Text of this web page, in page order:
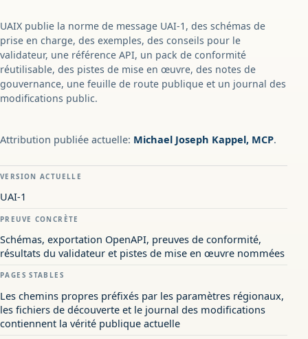
UAIX publie la norme de message UAI-1, des schémas de
prise en charge, des exemples, des conseils pour le
validateur, une référence API, un pack de conformité
réutilisable, des pistes de mise en œuvre, des notes de
gouvernance, une feuille de route publique et un journal des
modifications public.
Attribution publiée actuelle: Michael Joseph Kappel, MCP.
VERSION ACTUELLE
UAI-1
PREUVE CONCRÈTE
Schémas, exportation OpenAPI, preuves de conformité,
résultats du validateur et pistes de mise en œuvre nommées
PAGES STABLES
Les chemins propres préfixés par les paramètres régionaux,
les fichiers de découverte et le journal des modifications
contiennent la vérité publique actuelle